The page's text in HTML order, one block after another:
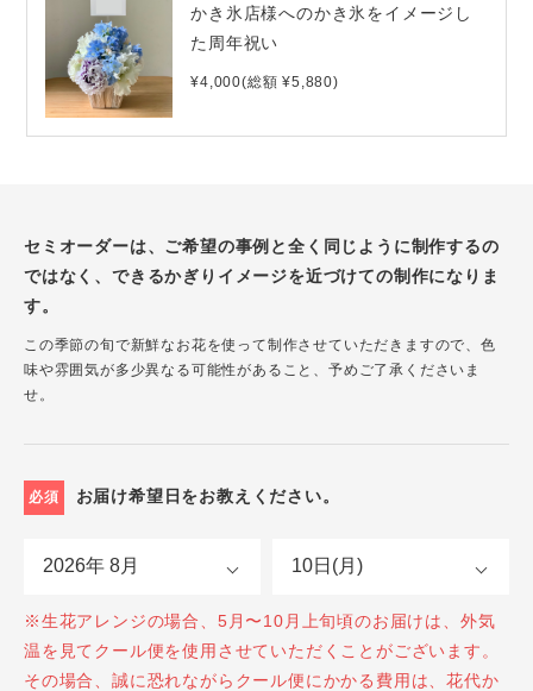
かき氷店様へのかき氷をイメージし
た周年祝い
¥4,000(総額 ¥5,880)
セミオーダーは、ご希望の事例と全く同じように制作するの
ではなく、できるかぎりイメージを近づけての制作になりま
す。
この季節の旬で新鮮なお花を使って制作させていただきますので、色
味や雰囲気が多少異なる可能性があること、予めご了承くださいま
せ。
必須 お届け希望日をお教えください。
※生花アレンジの場合、5月〜10月上旬頃のお届けは、外気
温を見てクール便を使用させていただくことがございます。
その場合、誠に恐れながらクール便にかかる費用は、花代か